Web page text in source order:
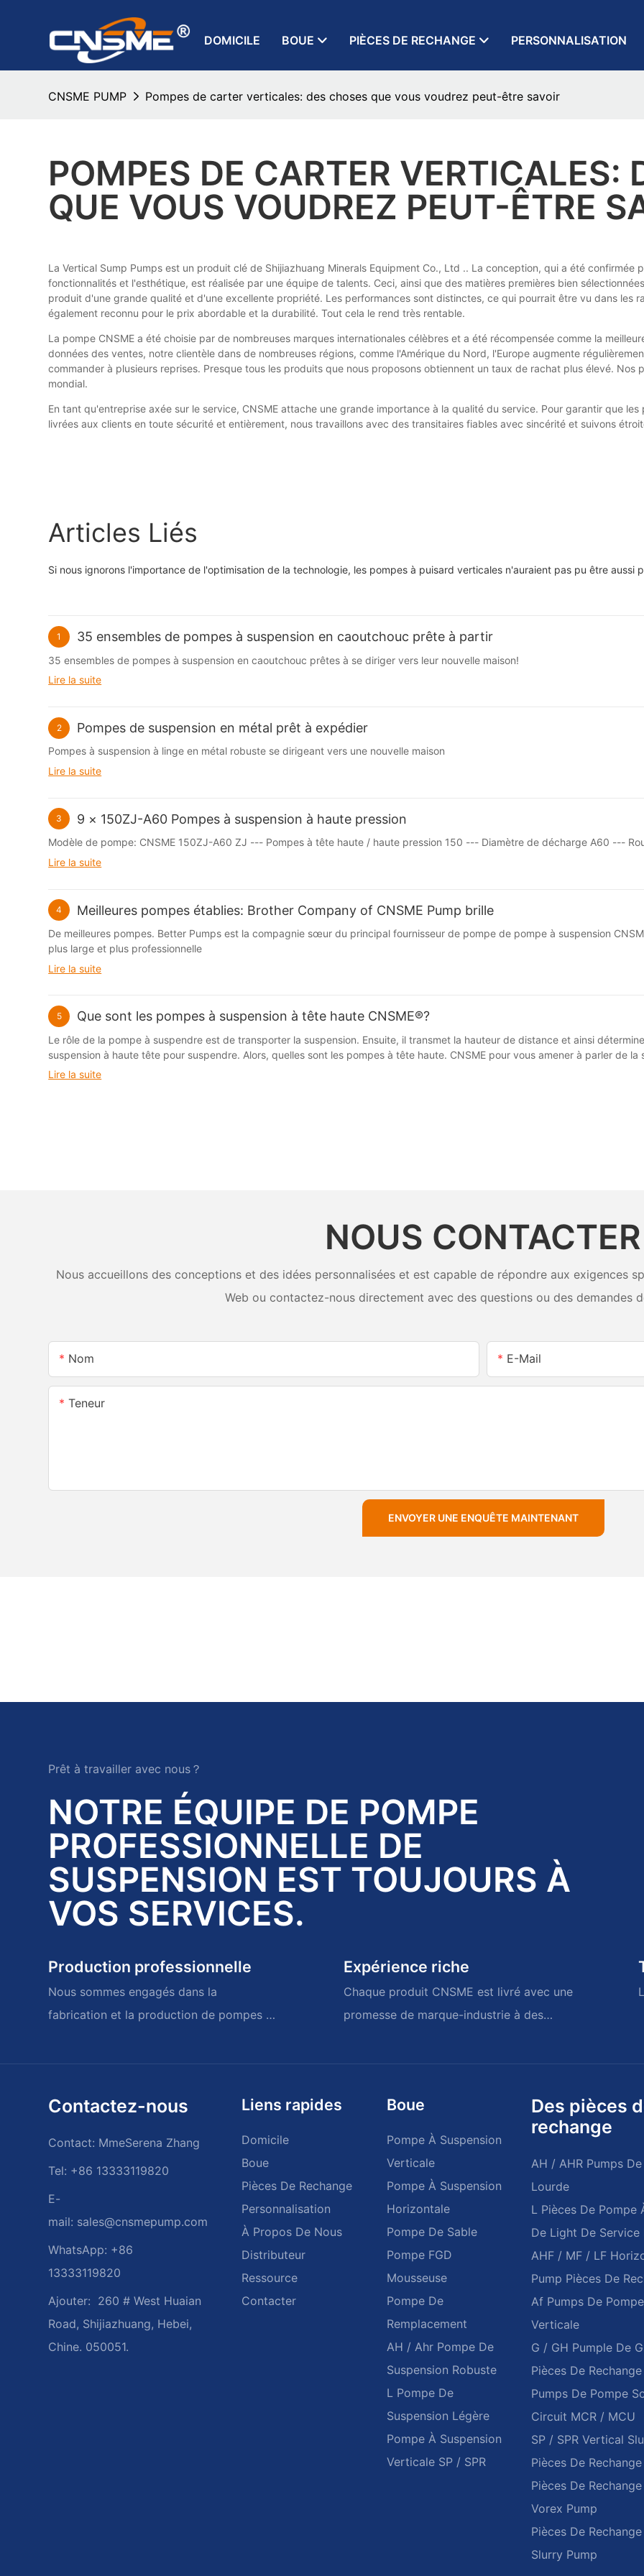
DOMICILE BOUE PIÈCES DE RECHANGE PERSONNALISATION
CNSME PUMP Pompes de carter verticales: des choses que vous voudrez peut-être savoir
POMPES DE CARTER VERTICALES:
QUE VOUS VOUDREZ PEUT-ÊTRE
La Vertical Sump Pumps est un produit clé de Shijiazhuang Minerals Equipment Co., Ltd .. La conception, qui a été confirmée
fonctionnalités et l'esthétique, est réalisée par une équipe de talents. Ceci, ainsi que des matières premières bien
produit d'une grande qualité et d'une excellente propriété. Les performances sont distinctes, ce qui pourrait être vu dans les
également reconnu pour le prix abordable et la durabilité. Tout cela le rend très rentable.
La pompe CNSME a été choisie par de nombreuses marques internationales célèbres et a été récompensée comme la
données des ventes, notre clientèle dans de nombreuses régions, comme l'Amérique du Nord, l'Europe augmente
commander à plusieurs reprises. Presque tous les produits que nous proposons obtiennent un taux de rachat plus élevé.
mondial.
En tant qu'entreprise axée sur le service, CNSME attache une grande importance à la qualité du service. Pour garantir que
livrées aux clients en toute sécurité et entièrement, nous travaillons avec des transitaires fiables avec sincérité et suivons
Articles Liés
Si nous ignorons l'importance de l'optimisation de la technologie, les pompes à puisard verticales n'auraient pas pu être aussi
1 35 ensembles de pompes à suspension en caoutchouc prête à partir
35 ensembles de pompes à suspension en caoutchouc prêtes à se diriger vers leur nouvelle maison!
Lire la suite
2 Pompes de suspension en métal prêt à expédier
Pompes à suspension à linge en métal robuste se dirigeant vers une nouvelle maison
Lire la suite
3 9 × 150ZJ-A60 Pompes à suspension à haute pression
Modèle de pompe: CNSME 150ZJ-A60 ZJ --- Pompes à tête haute / haute pression 150 --- Diamètre de décharge A60 ---
Lire la suite
4 Meilleures pompes établies: Brother Company of CNSME Pump brille
De meilleures pompes. Better Pumps est la compagnie sœur du principal fournisseur de pompe de pompe à suspension
plus large et plus professionnelle
Lire la suite
5 Que sont les pompes à suspension à tête haute CNSME®?
Le rôle de la pompe à suspendre est de transporter la suspension. Ensuite, il transmet la hauteur de distance et ainsi
suspension à haute tête pour suspendre. Alors, quelles sont les pompes à tête haute. CNSME pour vous amener à parler de
Lire la suite
NOUS CONTACTER
Nous accueillons des conceptions et des idées personnalisées et est capable de répondre aux exigences
Web ou contactez-nous directement avec des questions ou des demandes
Nom E-Mail
Teneur
ENVOYER UNE ENQUÊTE MAINTENANT
Prêt à travailler avec nous？
NOTRE ÉQUIPE DE POMPE
PROFESSIONNELLE DE
SUSPENSION EST TOUJOURS À
VOS SERVICES.
Production professionnelle
Nous sommes engagés dans la
fabrication et la production de pompes et
Expérience riche
Chaque produit CNSME est livré avec une
promesse de marque-industrie à des
Contactez-nous
Contact: MmeSerena Zhang
Tel: +86 13333119820
E-
mail: sales@cnsmepump.com
WhatsApp: +86
13333119820
Ajouter: 260 # West Huaian
Road, Shijiazhuang, Hebei,
Chine. 050051.
Liens rapides
Domicile
Boue
Pièces De Rechange
Personnalisation
À Propos De Nous
Distributeur
Ressource
Contacter
Boue
Pompe À Suspension
Verticale
Pompe À Suspension
Horizontale
Pompe De Sable
Pompe FGD
Mousseuse
Pompe De
Remplacement
AH / Ahr Pompe De
Suspension Robuste
L Pompe De
Suspension Légère
Pompe À Suspension
Verticale SP / SPR
Des pièces
rechange
AH / AHR Pumps
Lourde
L Pièces De Pompe
De Light De Service
AHF / MF / LF
Pump Pièces De
Af Pumps De
Verticale
G / GH Pumple De
Pièces De Rechange
Pumps De Pompe
Circuit MCR / MCU
SP / SPR Vertical
Pièces De Rechange
Pièces De
Vorex Pump
Pièces De
Slurry Pump